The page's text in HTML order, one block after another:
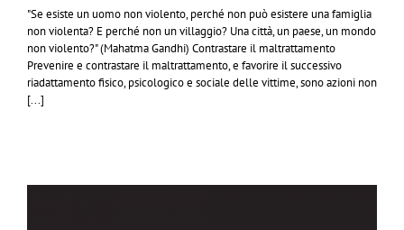
"Se esiste un uomo non violento, perché non può esistere una famiglia
non violenta? E perché non un villaggio? Una città, un paese, un mondo
non violento?" (Mahatma Gandhi) Contrastare il maltrattamento
Prevenire e contrastare il maltrattamento, e favorire il successivo
riadattamento fisico, psicologico e sociale delle vittime, sono azioni non
[...]